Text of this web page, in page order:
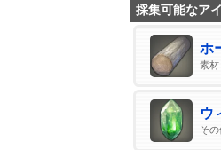
採集可能なア
ホ
素材
ウ
そ